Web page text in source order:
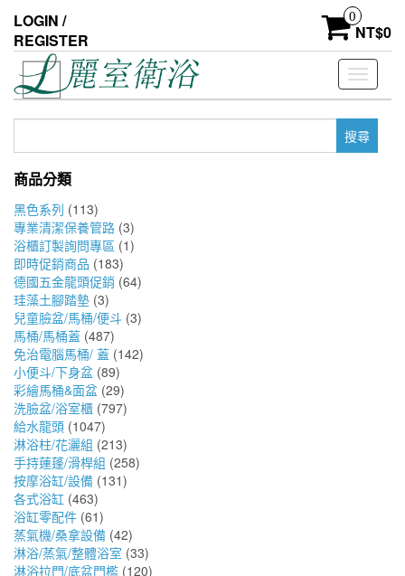
the
content
LOGIN /
REGISTER
0
NT$0
Toggle
鍵
商品分類
黑色系列 (113)
專業清潔保養管路 (3)
浴櫃訂製詢問專區 (1)
即時促銷商品 (183)
德國五金龍頭促銷 (64)
珪藻土腳踏墊 (3)
兒童臉盆/馬桶/便斗 (3)
馬桶/馬桶蓋 (487)
免治電腦馬桶/ 蓋 (142)
小便斗/下身盆 (89)
彩繪馬桶&面盆 (29)
洗臉盆/浴室櫃 (797)
給水龍頭 (1047)
淋浴柱/花灑組 (213)
手持蓮蓬/滑桿組 (258)
按摩浴缸/設備 (131)
各式浴缸 (463)
浴缸零配件 (61)
蒸氣機/桑拿設備 (42)
淋浴/蒸氣/整體浴室 (33)
淋浴拉門/底盆門檻 (120)